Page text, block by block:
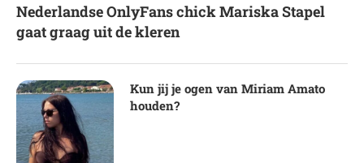
Nederlandse OnlyFans chick Mariska Stapel
gaat graag uit de kleren
Kun jij je ogen van Miriam Amato
houden?